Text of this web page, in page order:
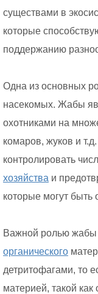
существами в
которые
поддержанию
Одна из основных
насекомых. Жабы
охотниками на
комаров, жуков и
контролировать
хозяйства и
которые могут
Важной ролью жабы
органического
детритофагами, то
материей, такой как